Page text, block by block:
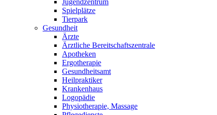
Jugendzentrum
Spielplätze
Tierpark
Gesundheit
Ärzte
Ärztliche Bereitschaftszentrale
Apotheken
Ergotherapie
Gesundheitsamt
Heilpraktiker
Krankenhaus
Logopädie
Physiotherapie, Massage